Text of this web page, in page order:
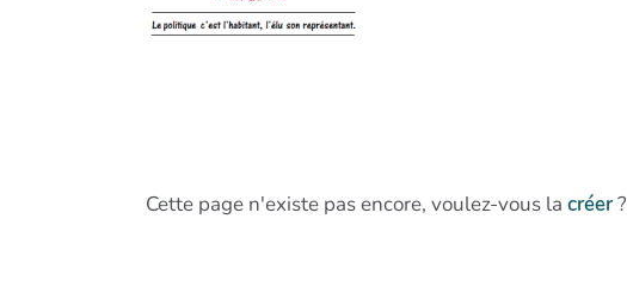
Cette page n'existe pas encore, voulez-vous la créer?